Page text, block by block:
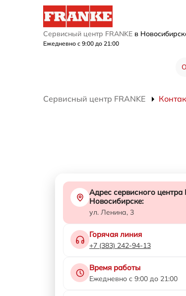
Сервисный центр FRANKE в
Ежедневно с 9:00 до 21:00
Сервисный центр FRANKE
Адрес сервисного центра
Новосибирске:
ул. Ленина, 3
Горячая линия
+7 (383) 242-94-13
Время работы
Ежедневно с 9:00 до 21:00